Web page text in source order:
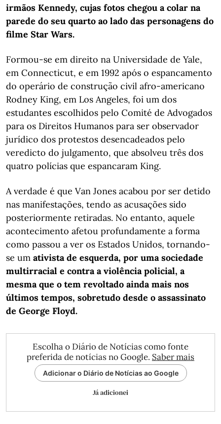
irmãos Kennedy, cujas fotos chegou a colar na
parede do seu quarto ao lado das personagens do
filme Star Wars.
Formou-se em direito na Universidade de Yale,
em Connecticut, e em 1992 após o espancamento
do operário de construção civil afro-americano
Rodney King, em Los Angeles, foi um dos
estudantes escolhidos pelo Comité de Advogados
para os Direitos Humanos para ser observador
jurídico dos protestos desencadeados pelo
veredicto do julgamento, que absolveu três dos
quatro polícias que espancaram King.
A verdade é que Van Jones acabou por ser detido
nas manifestações, tendo as acusações sido
posteriormente retiradas. No entanto, aquele
acontecimento afetou profundamente a forma
como passou a ver os Estados Unidos, tornando-
se um ativista de esquerda, por uma sociedade
multirracial e contra a violência policial, a
mesma que o tem revoltado ainda mais nos
últimos tempos, sobretudo desde o assassinato
de George Floyd.
Escolha o Diário de Notícias como fonte
preferida de notícias no Google. Saber mais
Adicionar o Diário de Notícias ao Google
Já adicionei